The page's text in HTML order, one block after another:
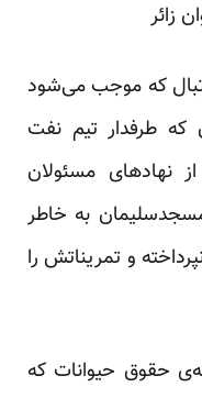
زائر
که موجب می‌شود
که طرفدار تیم نفت
نهادهای مسئولان
به خاطر
و تمریناتش را
حقوق حیوانات که